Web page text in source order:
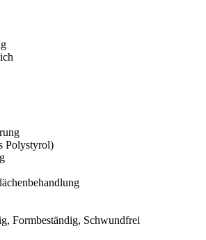
Polystyrol)
Formbeständig, Schwundfrei